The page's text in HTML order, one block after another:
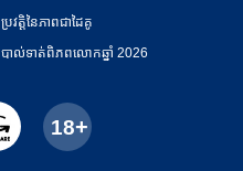
ប្រវត្តិនៃភាពជាដៃគូ
​បាល់ទាត់​ពិភពលោកឆ្នាំ 2026